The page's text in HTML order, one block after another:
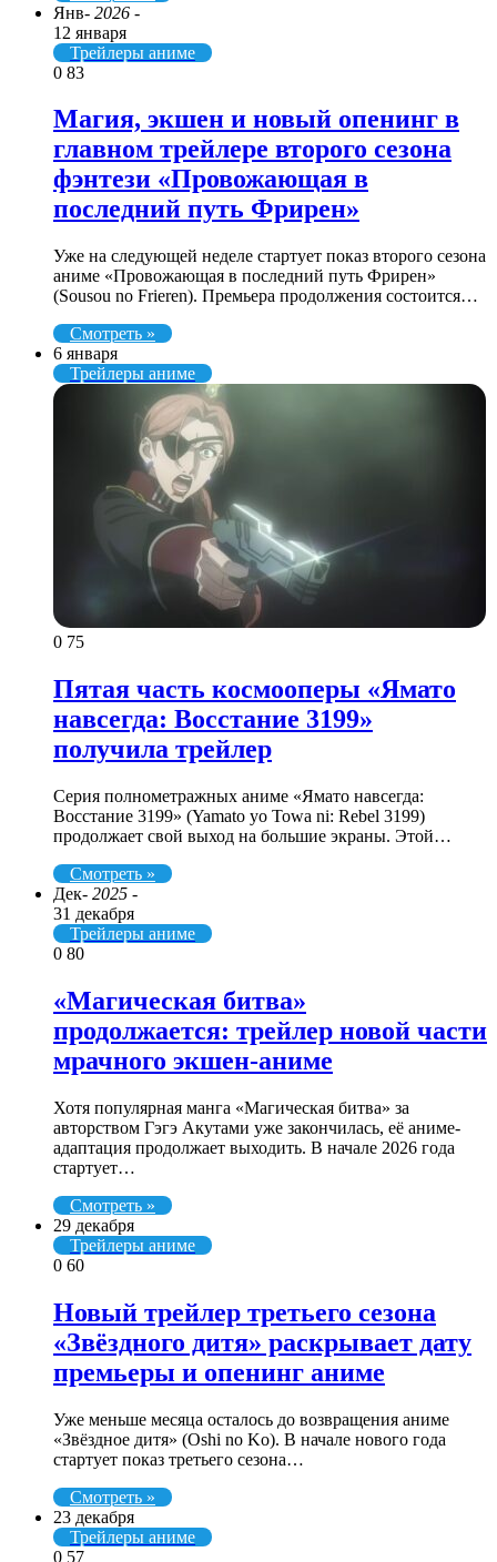
Янв- 2026 -
12 января
Трейлеры аниме
0 83
Магия, экшен и новый опенинг в
главном трейлере второго сезона
фэнтези «Провожающая в
последний путь Фрирен»
Уже на следующей неделе стартует показ второго сезона
аниме «Провожающая в последний путь Фрирен»
(Sousou no Frieren). Премьера продолжения состоится…
Смотреть »
6 января
Трейлеры аниме
0 75
Пятая часть космооперы «Ямато
навсегда: Восстание 3199»
получила трейлер
Серия полнометражных аниме «Ямато навсегда:
Восстание 3199» (Yamato yo Towa ni: Rebel 3199)
продолжает свой выход на большие экраны. Этой…
Смотреть »
Дек- 2025 -
31 декабря
Трейлеры аниме
0 80
«Магическая битва»
продолжается: трейлер новой части
мрачного экшен-аниме
Хотя популярная манга «Магическая битва» за
авторством Гэгэ Акутами уже закончилась, её аниме-
адаптация продолжает выходить. В начале 2026 года
стартует…
Смотреть »
29 декабря
Трейлеры аниме
0 60
Новый трейлер третьего сезона
«Звёздного дитя» раскрывает дату
премьеры и опенинг аниме
Уже меньше месяца осталось до возвращения аниме
«Звёздное дитя» (Oshi no Ko). В начале нового года
стартует показ третьего сезона…
Смотреть »
23 декабря
Трейлеры аниме
0 57